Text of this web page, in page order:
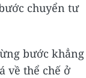
chuyển tư
bước khẳng
về thể chế ở